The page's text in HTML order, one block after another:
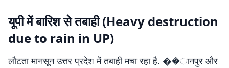
यूपी में बारिश से तबाही (Heavy destruction
due to rain in UP)
लौटता मानसून उत्तर प्रदेश में तबाही मचा रहा है. ��ानपुर और